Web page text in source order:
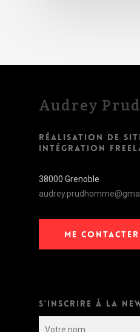
Audrey
RÉALISATION DE
INTÉGRATION
38000 Grenoble
ME CONTACTER
S’INSCRIRE À LA